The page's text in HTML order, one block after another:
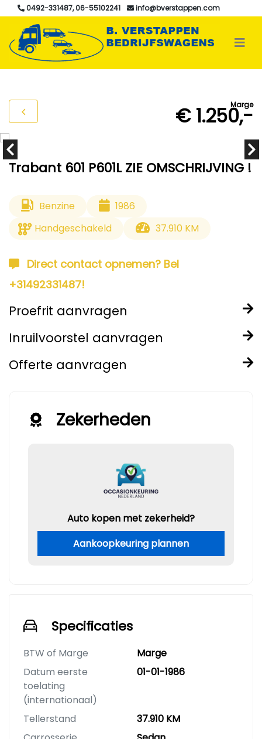
0492-331487, 06-55102241 info@bverstappen.com
Marge
€ 1.250,-
Trabant 601 P601L ZIE OMSCHRIJVING !
Benzine
1986
Handgeschakeld
37.910 KM
Direct contact opnemen? Bel
+31492331487!
Proefrit aanvragen
Inruilvoorstel aanvragen
Offerte aanvragen
Zekerheden
Auto kopen met zekerheid?
Aankoopkeuring plannen
Specificaties
BTW of Marge
Marge
Datum eerste
toelating
(internationaal)
01-01-1986
Tellerstand
37.910 KM